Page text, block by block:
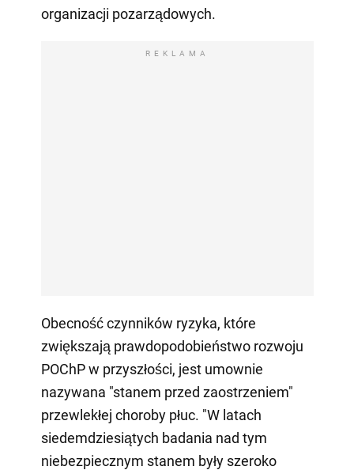
organizacji pozarządowych.
REKLAMA
Obecność czynników ryzyka, które
zwiększają prawdopodobieństwo rozwoju
POChP w przyszłości, jest umownie
nazywana "stanem przed zaostrzeniem"
przewlekłej choroby płuc. "W latach
siedemdziesiątych badania nad tym
niebezpiecznym stanem były szeroko